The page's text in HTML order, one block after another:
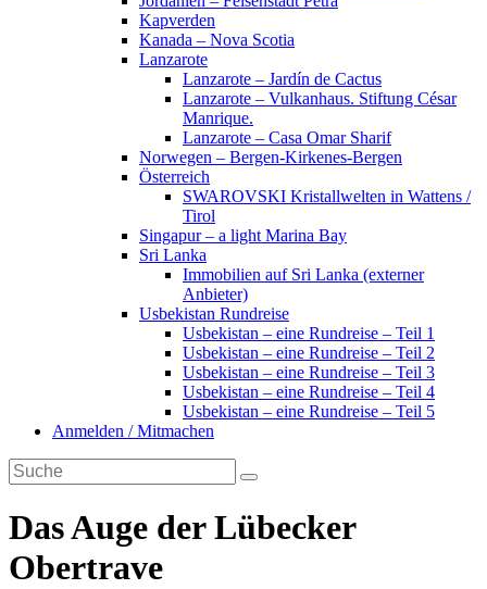
Kapverden
Kanada – Nova Scotia
Lanzarote
Lanzarote – Jardín de Cactus
Lanzarote – Vulkanhaus. Stiftung César
Manrique.
Lanzarote – Casa Omar Sharif
Norwegen – Bergen-Kirkenes-Bergen
Österreich
SWAROVSKI Kristallwelten in Wattens /
Tirol
Singapur – a light Marina Bay
Sri Lanka
Immobilien auf Sri Lanka (externer
Anbieter)
Usbekistan Rundreise
Usbekistan – eine Rundreise – Teil 1
Usbekistan – eine Rundreise – Teil 2
Usbekistan – eine Rundreise – Teil 3
Usbekistan – eine Rundreise – Teil 4
Usbekistan – eine Rundreise – Teil 5
Anmelden / Mitmachen
Das Auge der Lübecker
Obertrave